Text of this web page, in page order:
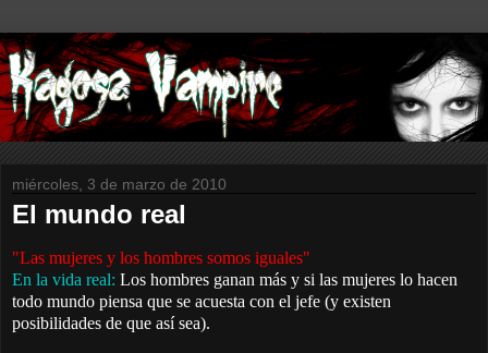
miércoles, 3 de marzo de 2010
El mundo real
"Las mujeres y los hombres somos iguales"
En la vida real: Los hombres ganan más y si las mujeres lo hacen
todo mundo piensa que se acuesta con el jefe (y existen
posibilidades de que así sea).